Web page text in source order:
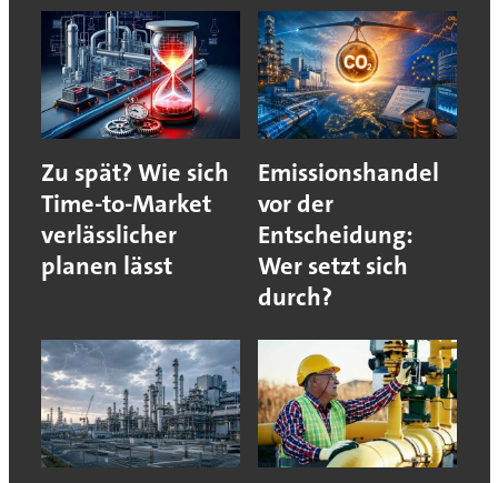
Zu spät? Wie sich
Time-to-Market
verlässlicher
planen lässt
Emissionshandel
vor der
Entscheidung:
Wer setzt sich
durch?